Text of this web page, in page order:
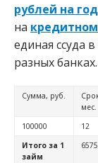
рублей на год
на
единая ссуда
разных банках.
Сумма, руб.
мес.
100000
12
Итого за 1
займ